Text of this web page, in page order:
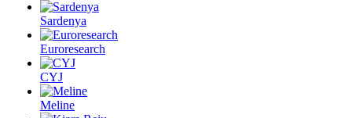
Sardenya
Euroresearch
CYJ
Meline